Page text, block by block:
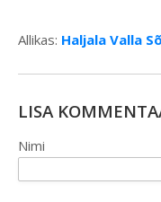
Allikas: Haljala Valla
LISA
Nimi